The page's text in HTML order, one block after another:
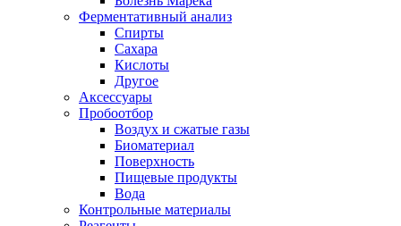
Ферментативный анализ
Спирты
Сахара
Кислоты
Другое
Аксессуары
Пробоотбор
Воздух и сжатые газы
Биоматериал
Поверхность
Пищевые продукты
Вода
Контрольные материалы